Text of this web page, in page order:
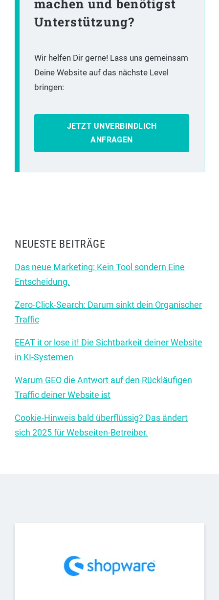
machen und benötigst
Unterstützung?
Wir hel­fen Dir ger­ne! Lass uns gemein­sam
Dei­ne Web­site auf das nächs­te Level
bringen:
JETZT UNVERBINDLICH
ANFRAGEN
NEUESTE BEITRÄGE
Das neue Marketing: Kein Tool sondern Eine
Entscheidung.
Zero-Click-Search: Darum sinkt dein Organischer
Traffic
EEAT it or lose it! Die Sichtbarkeit deiner Website
in KI-Systemen
Warum GEO die Antwort auf den Rückläufigen
Traffic deiner Website ist
Cookie-Hinweis bald überflüssig? Das ändert
sich 2025 für Webseiten-Betreiber.